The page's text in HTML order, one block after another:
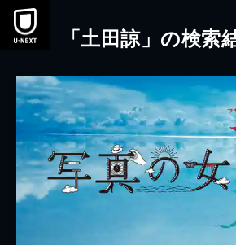
本文へスキップ
「土田諒」の検索